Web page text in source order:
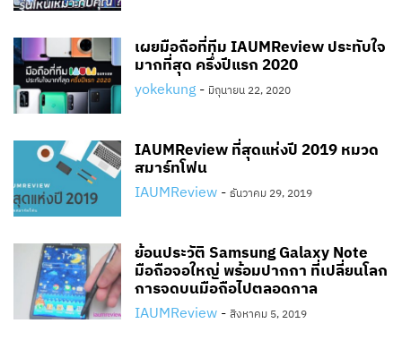
เผยมือถือที่ทีม IAUMReview ประทับใจ
มากที่สุด ครึ่งปีแรก 2020
yokekung - มิถุนายน 22, 2020
IAUMReview ที่สุดแห่งปี 2019 หมวด
สมาร์ทโฟน
IAUMReview - ธันวาคม 29, 2019
ย้อนประวัติ Samsung Galaxy Note
มือถือจอใหญ่ พร้อมปากกา ที่เปลี่ยนโลก
การจดบนมือถือไปตลอดกาล
IAUMReview - สิงหาคม 5, 2019